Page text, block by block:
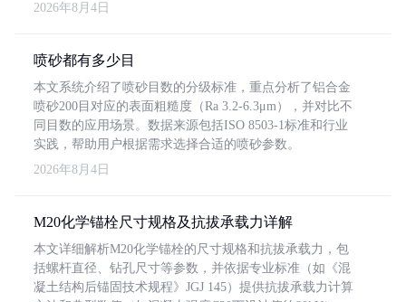
2026年8月4日
喷砂都有多少目
本文系统介绍了喷砂目数的分级标准，重点分析了铝合金
喷砂200目对应的表面粗糙度（Ra 3.2-6.3μm），并对比不
同目数的应用场景。数据来源包括ISO 8503-1标准和行业
实践，帮助用户根据需求选择合适的喷砂参数。
2026年8月4日
M20化学锚栓尺寸规格及抗拔承载力详解
本文详细解析M20化学锚栓的尺寸规格和抗拔承载力，包
括螺杆直径、钻孔尺寸等参数，并依据专业标准（如《混
凝土结构后锚固技术规程》JGJ 145）提供抗拔承载力计算